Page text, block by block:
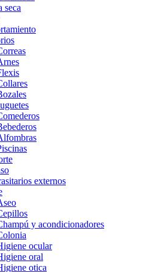
seca
externos
y acondicionadores
ocular
oral
otica